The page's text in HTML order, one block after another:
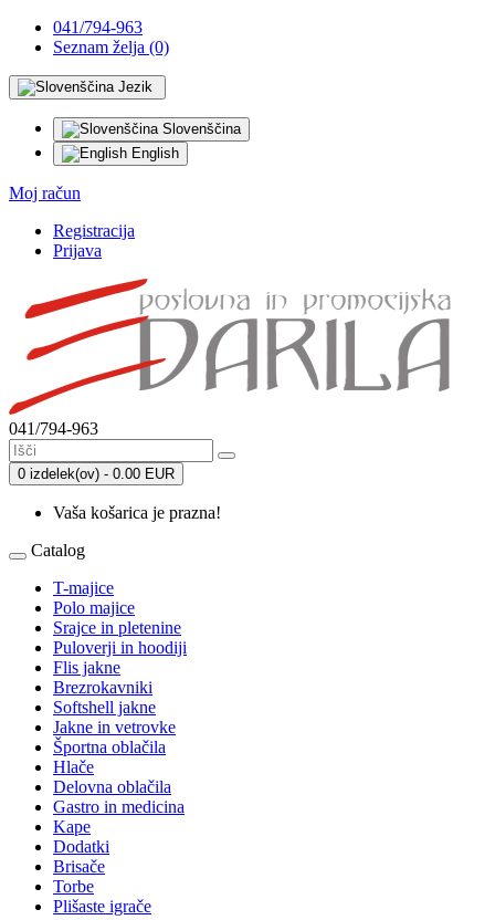
041/794-963
Seznam želja (0)
Jezik
Slovenščina
English
Moj račun
Registracija
Prijava
041/794-963
0 izdelek(ov) - 0.00 EUR
Vaša košarica je prazna!
Catalog
T-majice
Polo majice
Srajce in pletenine
Puloverji in hoodiji
Flis jakne
Brezrokavniki
Softshell jakne
Jakne in vetrovke
Športna oblačila
Hlače
Delovna oblačila
Gastro in medicina
Kape
Dodatki
Brisače
Torbe
Plišaste igrače